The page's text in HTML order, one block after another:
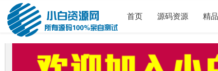
首页 源码资源 精